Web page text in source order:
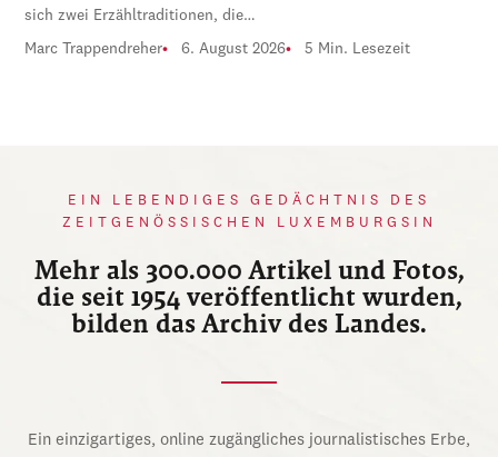
sich zwei Erzähltraditionen, die…
Marc Trappendreher 6. August 2026 5 Min. Lesezeit
EIN LEBENDIGES GEDÄCHTNIS DES
ZEITGENÖSSISCHEN LUXEMBURGSIN
Mehr als 300.000 Artikel und Fotos,
die seit 1954 veröffentlicht wurden,
bilden das Archiv des Landes.
Ein einzigartiges, online zugängliches journalistisches Erbe,